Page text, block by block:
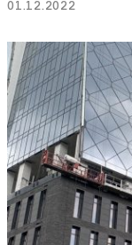
01.12.2022